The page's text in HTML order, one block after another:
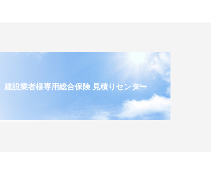
建設業者様専用総合保険 見積りセンター